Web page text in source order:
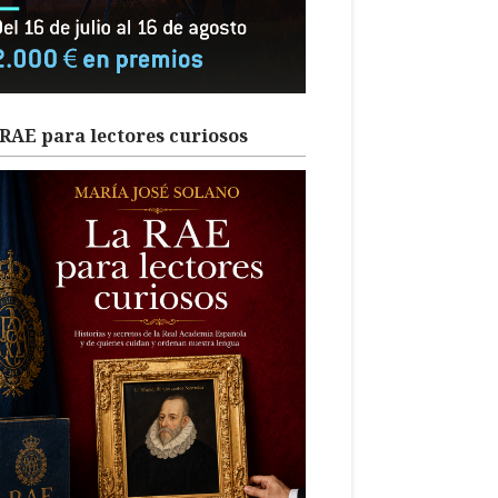
para lectores curiosos